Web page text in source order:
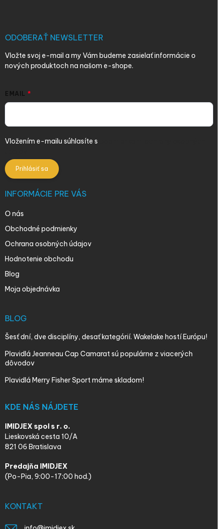
ODOBERAŤ NEWSLETTER
Vložte svoj e-mail a my Vám budeme zasielať informácie o
nových produktoch na našom e-shope.
EMAIL
Vložením e-mailu súhlasíte s
Prihlásiť sa
INFORMÁCIE PRE VÁS
O nás
Obchodné podmienky
Ochrana osobných údajov
Hodnotenie obchodu
Blog
Moja objednávka
BLOG
Šesť dní, dve disciplíny, desať kategórií. Wakelake hostí Európu!
Plavidlá Jeanneau Cap Camarat sú populárne z viacerých
dôvodov
Plavidlá Merry Fisher Sport máme skladom!
KDE NÁS NÁJDETE
IMIDJEX spol s r. o.
Lieskovská cesta 10/A
821 06 Bratislava
Predajňa IMIDJEX
(Po-Pia, 9:00-17:00 hod.)
KONTAKT